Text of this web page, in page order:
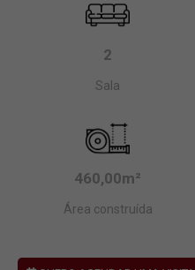
2
Sala
460,00m²
Área construída